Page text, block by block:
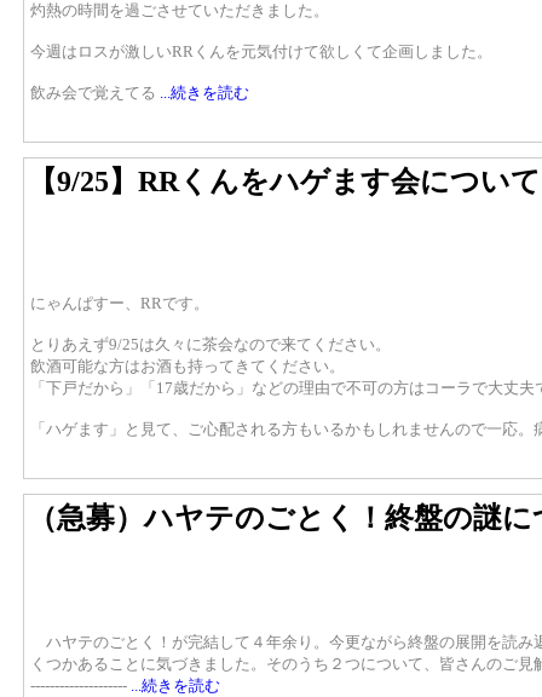
灼熱の時間を過ごさせていただきました。
今週はロスが激しいRRくんを元気付けて欲しくて企画しました。
飲み会で覚えてる ...続きを読む
【9/25】RRくんをハゲます会について
にゃんぱすー、RRです。
とりあえず9/25は久々に茶会なので来てください。
飲酒可能な方はお酒も持ってきてください。
「下戸だから」「17歳だから」などの理由で不可の方はコーラで大丈夫
「ハゲます」と見て、ご心配される方もいるかもしれませんので一応
（急募）ハヤテのごとく！終盤の謎
ハヤテのごとく！が完結して４年余り。今更ながら終盤の展開を読
くつかあることに気づきました。そのうち２つについて、皆さんのご
-------------------- ...続きを読む